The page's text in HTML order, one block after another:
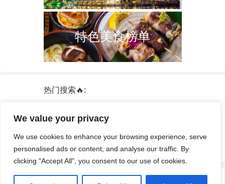
We value your privacy
We use cookies to enhance your browsing experience, serve
personalised ads or content, and analyse our traffic. By
clicking "Accept All", you consent to our use of cookies.
特色美食榜单
热门搜索🔥:
泰国
中国 火车票
签证
酒店